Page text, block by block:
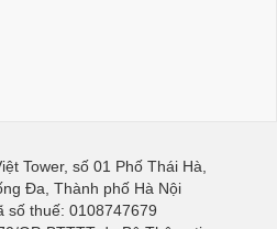
Tower, số 01 Phố Thái Hà,
Đa, Thành phố Hà Nội
số thuế: 0108747679